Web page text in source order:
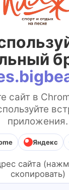
сайт в
приложения.
Яндекс
сайта
скопировать)